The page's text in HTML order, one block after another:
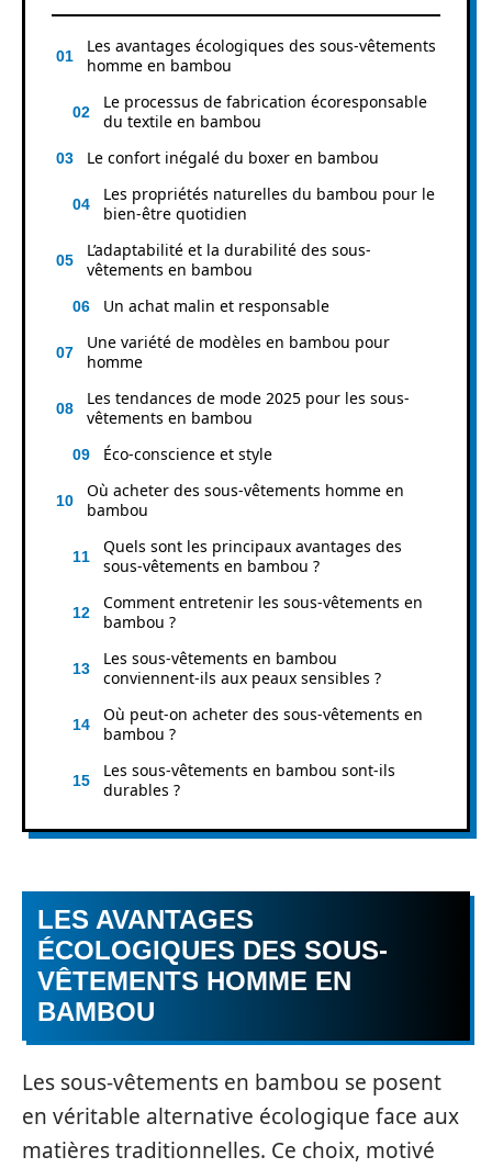
Les avantages écologiques des sous-vêtements
homme en bambou
Le processus de fabrication écoresponsable
du textile en bambou
Le confort inégalé du boxer en bambou
Les propriétés naturelles du bambou pour le
bien-être quotidien
L’adaptabilité et la durabilité des sous-
vêtements en bambou
Un achat malin et responsable
Une variété de modèles en bambou pour
homme
Les tendances de mode 2025 pour les sous-
vêtements en bambou
Éco-conscience et style
Où acheter des sous-vêtements homme en
bambou
Quels sont les principaux avantages des
sous-vêtements en bambou ?
Comment entretenir les sous-vêtements en
bambou ?
Les sous-vêtements en bambou
conviennent-ils aux peaux sensibles ?
Où peut-on acheter des sous-vêtements en
bambou ?
Les sous-vêtements en bambou sont-ils
durables ?
LES AVANTAGES
ÉCOLOGIQUES DES SOUS-
VÊTEMENTS HOMME EN
BAMBOU
Les sous-vêtements en bambou se posent
en véritable alternative écologique face aux
matières traditionnelles. Ce choix, motivé